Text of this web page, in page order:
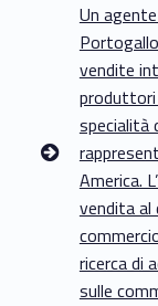
Un
vendite
produttori
specialità
America.
vendita al
ricerca di
sulle